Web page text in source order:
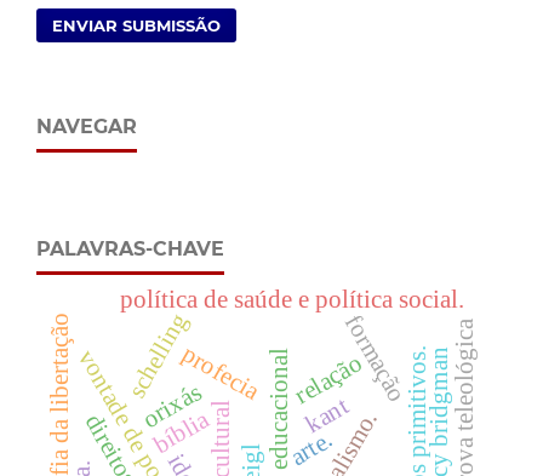
ENVIAR SUBMISSÃO
NAVEGAR
PALAVRAS-CHAVE
kant
bíblia
profecia relação
vontade de poder formação percy bridgman
política de saúde e política social.
filosofia da libertação arte.
schelling prova teleológica
orixás